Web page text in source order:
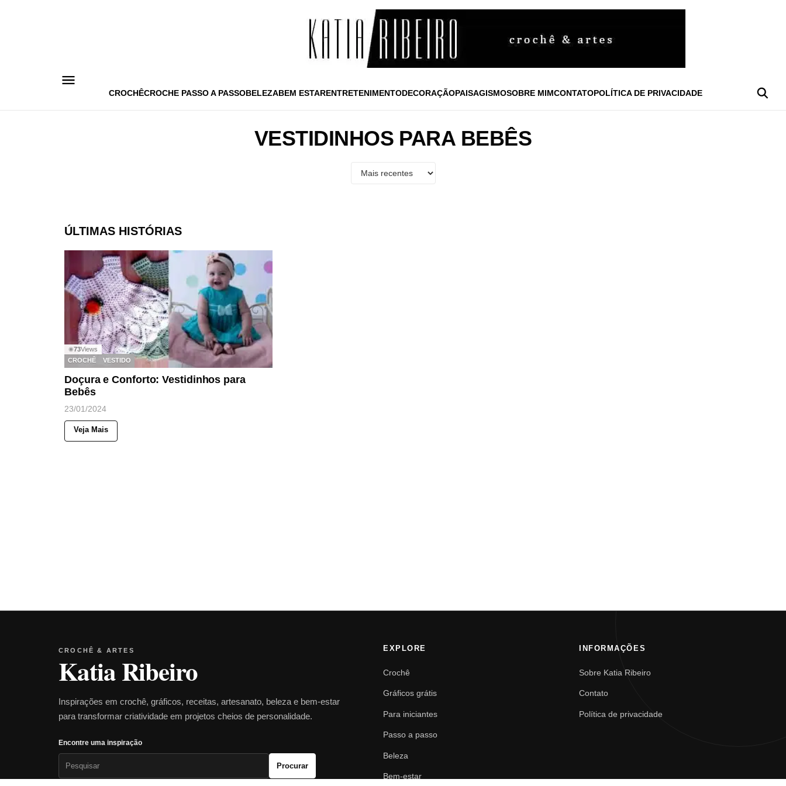
CROCHÊCROCHE PASSO A PASSOBELEZABEM ESTARENTRETENIMENTODECORAÇÃOPAISAGISMOSOBRE MIMCONTATOPOLÍTICA DE PRIVACIDADE
VESTIDINHOS PARA BEBÊS
ÚLTIMAS HISTÓRIAS
◉73Views
CROCHÊ
VESTIDO
Doçura e Conforto: Vestidinhos para
Bebês
23/01/2024
Veja Mais
CROCHÊ & ARTES
Katia Ribeiro
Inspirações em crochê, gráficos, receitas, artesanato, beleza e bem-estar
para transformar criatividade em projetos cheios de personalidade.
Encontre uma inspiração
Procurar
EXPLORE
Crochê
Gráficos grátis
Para iniciantes
Passo a passo
Beleza
Bem-estar
INFORMAÇÕES
Sobre Katia Ribeiro
Contato
Política de privacidade